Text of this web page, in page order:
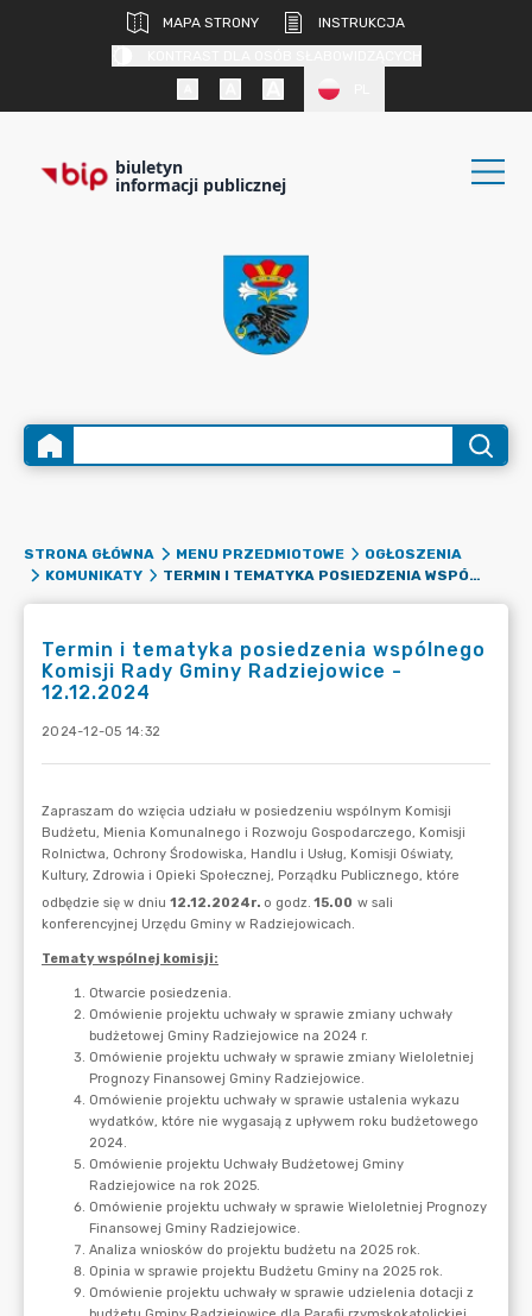
MAPA STRONY
INSTRUKCJA
biuletyn
informacji publicznej
STRONA GŁÓWNA MENU PRZEDMIOTOWE
OGŁOSZENIA
KOMUNIKATY
TERMIN I TEMATYKA POSIEDZENIA WSPÓLNEGO KOMISJI RADY GMINY RADZIEJOWICE - 12.12.2024
Termin i tematyka posiedzenia wspólnego
Komisji Rady Gminy Radziejowice -
12.12.2024
2024-12-05 14:32